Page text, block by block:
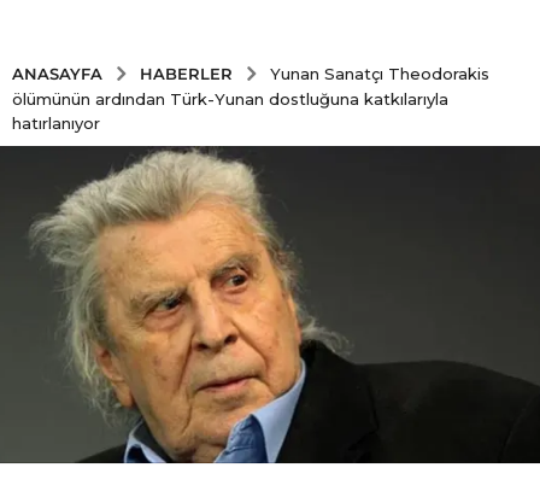
ANASAYFA HABERLER
Yunan Sanatçı Theodorakis
ölümünün ardından Türk-Yunan dostluğuna katkılarıyla
hatırlanıyor